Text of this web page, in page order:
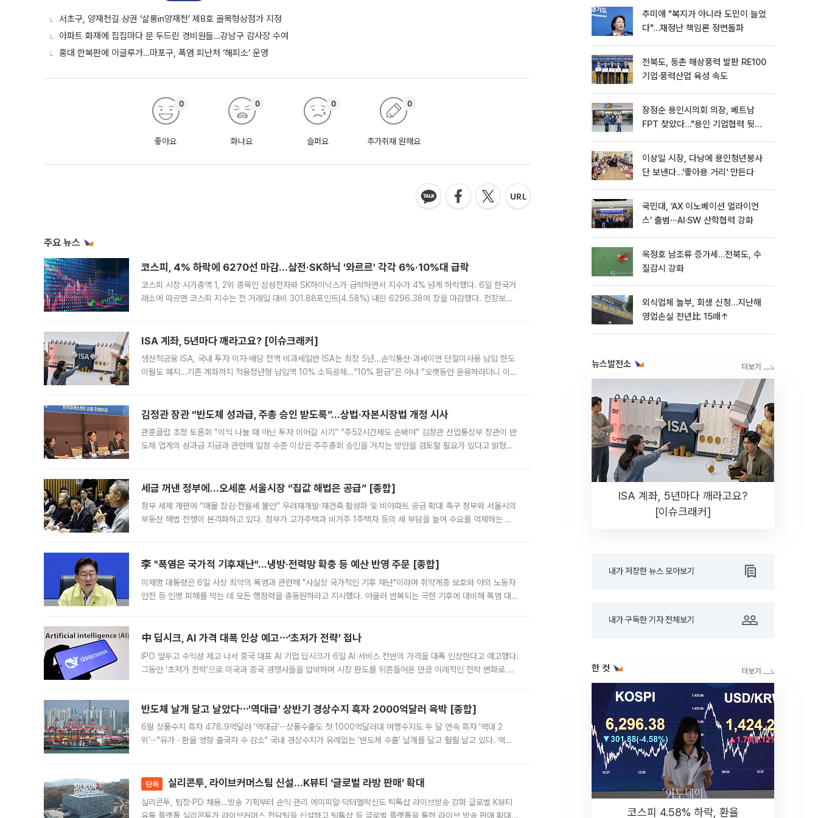
서초구, 양재천길 상권 ‘살롱in양재천’ 제8호 골목형상점가 지정
아파트 화재에 집집마다 문 두드린 경비원들…강남구 감사장 수여
홍대 한복판에 이글루가…마포구, 폭염 피난처 ‘해피소’ 운영
좋아요
0
화나요
0
슬퍼요
0
추가취재 원해요
0
주요 뉴스
코스피, 4% 하락에 6270선 마감…삼전·SK하닉 '와르르' 각각 6%·10%대 급락
코스피 시장 시가총액 1, 2위 종목인 삼성전자와 SK하이닉스가 급락하면서 지수가 4% 넘게 하락했다. 6일 한국거
래소에 따르면 코스피 지수는 전 거래일 대비 301.88포인트(4.58%) 내린 6296.38에 장을 마감했다. 전장보다
ISA 계좌, 5년마다 깨라고요? [이슈크래커]
생산적금융 ISA, 국내 투자 이자·배당 전액 비과세일반 ISA는 최장 5년…손익통산·과세이연 단절미사용 납입 한도
이월도 폐지…기존 계좌까지 적용청년형 납입액 10% 소득공제…“10% 환급”은 아냐 “오랫동안 운용하라더니 이제
김정관 장관 “반도체 성과급, 주총 승인 받도록”…상법·자본시장법 개정 시사
관훈클럽 초청 토론회 “이익 나눌 때 아닌 투자 이어갈 시기” “주52시간제도 손봐야” 김정관 산업통상부 장관이 반
도체 업계의 성과급 지급과 관련해 일정 수준 이상은 주주총회 승인을 거치는 방안을 검토할 필요가 있다고 밝혔다.
세금 꺼낸 정부에…오세훈 서울시장 “집값 해법은 공급” [종합]
정부 세제 개편에 “매물 잠김·전월세 불안” 우려재개발·재건축 활성화 및 비아파트 공급 확대 촉구 정부와 서울시의
부동산 해법 전쟁이 본격화하고 있다. 정부가 고가주택과 비거주 1주택자 등의 세 부담을 높여 수요를 억제하는 카
李 "폭염은 국가적 기후재난"…냉방·전력망 확충 등 예산 반영 주문 [종합]
이재명 대통령은 6일 사상 최악의 폭염과 관련해 "사실상 국가적인 기후 재난"이라며 취약계층 보호와 야외 노동자
안전 등 인명 피해를 막는 데 모든 행정력을 총동원하라고 지시했다. 아울러 반복되는 극한 기후에 대비해 폭염 대응
中 딥시크, AI 가격 대폭 인상 예고⋯‘초저가 전략’ 접나
IPO 앞두고 수익성 제고 나서 중국 대표 AI 기업 딥시크가 6일 AI 서비스 전반의 가격을 대폭 인상한다고 예고했다.
그동안 ‘초저가 전략’으로 미국과 중국 경쟁사들을 압박하며 시장 판도를 뒤흔들어온 만큼 이례적인 전략 변화로 평
반도체 날개 달고 날았다⋯'역대급' 상반기 경상수지 흑자 2000억달러 육박 [종합]
6월 상품수지 흑자 478.9억달러 '역대급'⋯상품수출도 첫 1000억달러대 여행수지도 두 달 연속 흑자 '역대 2
위'⋯"유가ㆍ환율 영향 출국자 수 감소" 국내 경상수지가 유례없는 '반도체 수출' 날개를 달고 훨훨 날고 있다. 역대
단독 실리콘투, 라이브커머스팀 신설…K뷰티 ‘글로벌 라방 판매’ 확대
실리콘투, 팀장·PD 채용…방송 기획부터 손익 관리 에이피알·닥터멜락신도 틱톡샵 라이브방송 강화 글로벌 K뷰티
유통 플랫폼 실리콘투가 라이브커머스 전담팀을 신설하고 틱톡샵 등 글로벌 플랫폼을 통한 라이브 방송 판매 확대에
추미애 "복지가 아니라 도민이 늘었
다"…재정난 책임론 정면돌파
전북도, 동촌 해상풍력 발판 RE100
기업·풍력산업 육성 속도
장정순 용인시의회 의장, 베트남
FPT 찾았다…"용인 기업협력 뒷받
이상일 시장, 다낭에 용인청년봉사
단 보낸다…'좋아용 거리' 만든다
국민대, ‘AX 이노베이션 얼라이언
스’ 출범⋯AI·SW 산학협력 강화
옥정호 남조류 증가세…전북도, 수
질감시 강화
외식업체 놀부, 회생 신청…지난해
영업손실 전년比 15배↑
뉴스발전소
ISA 계좌, 5년마다 깨라고요?
[이슈크래커]
내가 저장한 뉴스 모아보기
내가 구독한 기자 전체보기
한 컷
코스피 4.58% 하락, 환율